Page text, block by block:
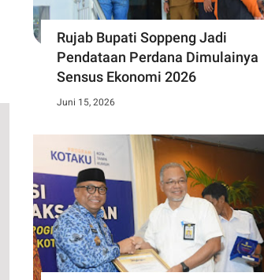
Rujab Bupati Soppeng Jadi
Pendataan Perdana Dimulainya
Sensus Ekonomi 2026
Juni 15, 2026